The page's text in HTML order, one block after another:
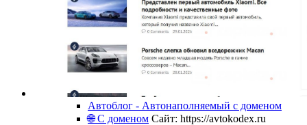
Автоблог - Автонаполняемый с доменом
🌐 С доменом Сайт: https://avtokodex.ru